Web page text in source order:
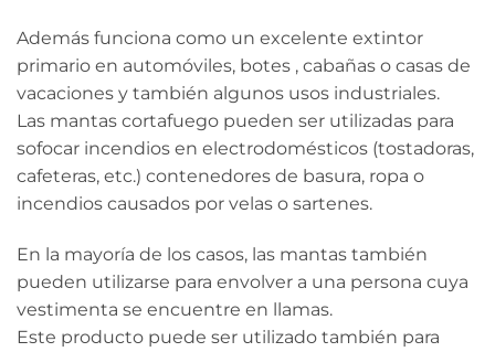
Además funciona como un excelente extintor
primario en automóviles, botes , cabañas o casas de
vacaciones y también algunos usos industriales.
Las mantas cortafuego pueden ser utilizadas para
sofocar incendios en electrodomésticos (tostadoras,
cafeteras, etc.) contenedores de basura, ropa o
incendios causados por velas o sartenes.
En la mayoría de los casos, las mantas también
pueden utilizarse para envolver a una persona cuya
vestimenta se encuentre en llamas.
Este producto puede ser utilizado también para